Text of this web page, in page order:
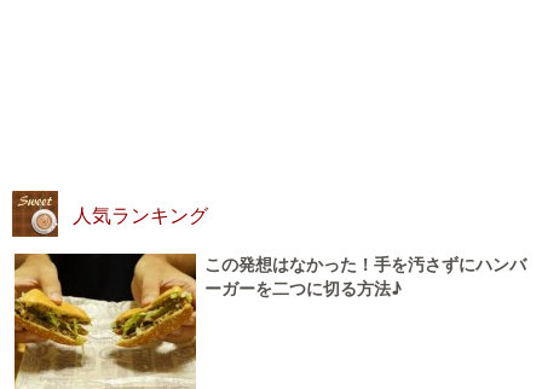
人気ランキング
この発想はなかった！手を汚さずにハンバ
ーガーを二つに切る方法♪